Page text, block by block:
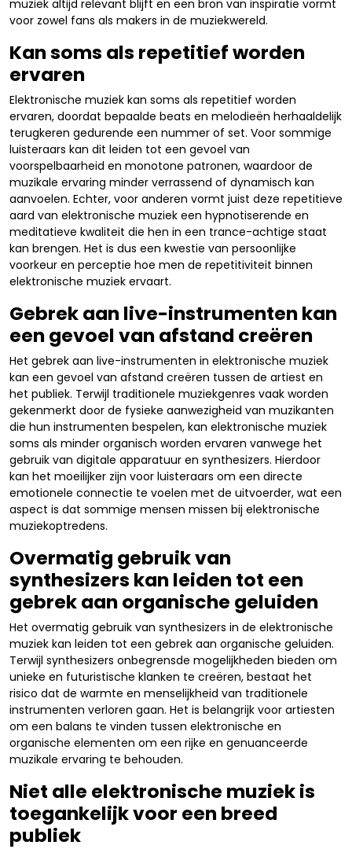
muziek altijd relevant blijft en een bron van inspiratie vormt
voor zowel fans als makers in de muziekwereld.
Kan soms als repetitief worden
ervaren
Elektronische muziek kan soms als repetitief worden
ervaren, doordat bepaalde beats en melodieën herhaaldelijk
terugkeren gedurende een nummer of set. Voor sommige
luisteraars kan dit leiden tot een gevoel van
voorspelbaarheid en monotone patronen, waardoor de
muzikale ervaring minder verrassend of dynamisch kan
aanvoelen. Echter, voor anderen vormt juist deze repetitieve
aard van elektronische muziek een hypnotiserende en
meditatieve kwaliteit die hen in een trance-achtige staat
kan brengen. Het is dus een kwestie van persoonlijke
voorkeur en perceptie hoe men de repetitiviteit binnen
elektronische muziek ervaart.
Gebrek aan live-instrumenten kan
een gevoel van afstand creëren
Het gebrek aan live-instrumenten in elektronische muziek
kan een gevoel van afstand creëren tussen de artiest en
het publiek. Terwijl traditionele muziekgenres vaak worden
gekenmerkt door de fysieke aanwezigheid van muzikanten
die hun instrumenten bespelen, kan elektronische muziek
soms als minder organisch worden ervaren vanwege het
gebruik van digitale apparatuur en synthesizers. Hierdoor
kan het moeilijker zijn voor luisteraars om een directe
emotionele connectie te voelen met de uitvoerder, wat een
aspect is dat sommige mensen missen bij elektronische
muziekoptredens.
Overmatig gebruik van
synthesizers kan leiden tot een
gebrek aan organische geluiden
Het overmatig gebruik van synthesizers in de elektronische
muziek kan leiden tot een gebrek aan organische geluiden.
Terwijl synthesizers onbegrensde mogelijkheden bieden om
unieke en futuristische klanken te creëren, bestaat het
risico dat de warmte en menselijkheid van traditionele
instrumenten verloren gaan. Het is belangrijk voor artiesten
om een balans te vinden tussen elektronische en
organische elementen om een rijke en genuanceerde
muzikale ervaring te behouden.
Niet alle elektronische muziek is
toegankelijk voor een breed
publiek